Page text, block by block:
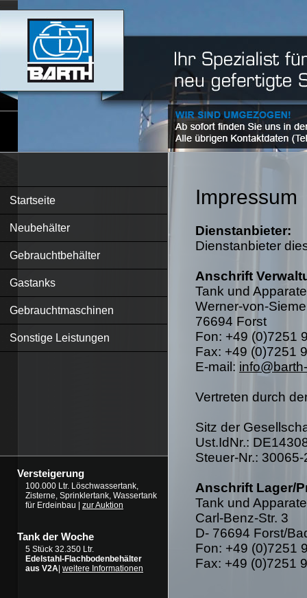
Startseite
Neubehälter
Gebrauchtbehälter
Gastanks
Gebrauchtmaschinen
Sonstige Leistungen
Versteigerung
100.000 Ltr. Löschwassertank,
Zisterne, Sprinklertank, Wassertank
für Erdeinbau | zur Auktion
Tank der Woche
5 Stück 32.350 Ltr.
Edelstahl-Flachbodenbehälter
aus V2A weitere Informationen
Impressum
Dienstanbieter:
Dienstanbieter
Anschrift
Tank und
Werner-von-
76694 Forst
Fon: +49 (0)7251
Fax: +49 (0)7251
E-mail:
Vertreten durch
Sitz der
Ust.IdNr.:
Steuer-Nr.:
Anschrift Lager/
Tank und
Carl-Benz-Str. 3
D- 76694 Forst/
Fon: +49 (0)7251
Fax: +49 (0)7251